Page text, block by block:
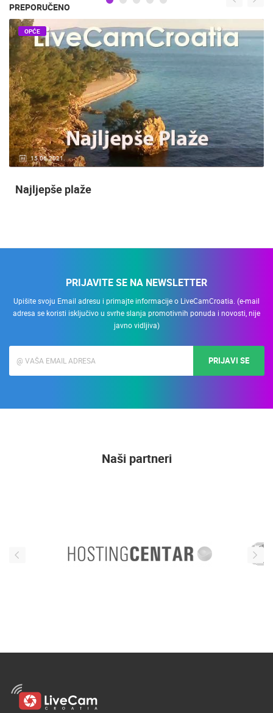
PREPORUČENO
15.06.2021.
OPĆE
Najljepše plaže
PRIJAVITE SE NA NEWSLETTER
Upišite svoju Email adresu i primajte informacije o LiveCamCroatia. (e-mail
adresa se koristi isključivo u svrhe slanja promotivnih ponuda i novosti, nije
javno vidljiva)
PRIJAVI SE
Naši partneri